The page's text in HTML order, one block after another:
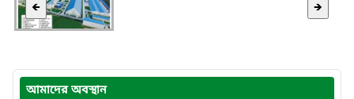
🡸 🡺
আমাদের অবস্থান